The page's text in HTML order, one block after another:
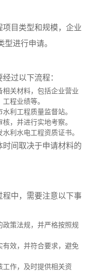
目类型和规模，企业
进行申请。
过以下流程：
关材料，包括企业营业
程业绩等。
利工程质量监督站。
，并进行实地考察。
利水电工程资质证书。
间取决于申请材料的
中，需要注意以下事
政策法规，并严格按照规
有效，并符合要求，避免
作，及时提供相关资